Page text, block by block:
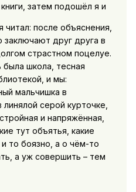
затем подошёл я и
читал: после объяснения,
друг друга в
страстном поцелуе.
школа, тесная
и мы:
мальчишка в
серой курточке,
и напряжённая,
тут объятья, какие
то боязно, а о чём-то
а уж совершить – тем